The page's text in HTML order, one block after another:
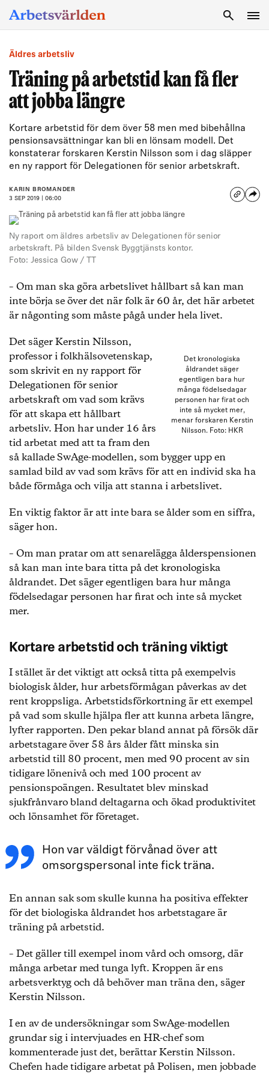
Äldres arbetsliv
Träning på arbetstid kan få fler
att jobba längre
Kortare arbetstid för dem över 58 men med bibehållna
pensionsavsättningar kan bli en lönsam modell. Det
konstaterar forskaren Kerstin Nilsson som i dag släpper
en ny rapport för Delegationen för senior arbetskraft.
KARIN BROMANDER
3 SEP 2019 | 06:00
Ny raport om äldres arbetsliv av Delegationen för senior
arbetskraft. På bilden Svensk Byggtjänsts kontor.
Foto: Jessica Gow / TT
– Om man ska göra arbetslivet hållbart så kan man
inte börja se över det när folk är 60 år, det här arbetet
är någonting som måste pågå under hela livet.
Det kronologiska
åldrandet säger
egentligen bara hur
många födelsedagar
personen har firat och
inte så mycket mer,
menar forskaren Kerstin
Nilsson. Foto: HKR
Det säger Kerstin Nilsson,
professor i folkhälsovetenskap,
som skrivit en ny rapport för
Delegationen för senior
arbetskraft om vad som krävs
för att skapa ett hållbart
arbetsliv. Hon har under 16 års
tid arbetat med att ta fram den
så kallade SwAge-modellen, som bygger upp en
samlad bild av vad som krävs för att en individ ska ha
både förmåga och vilja att stanna i arbetslivet.
En viktig faktor är att inte bara se ålder som en siffra,
säger hon.
– Om man pratar om att senarelägga ålderspensionen
så kan man inte bara titta på det kronologiska
åldrandet. Det säger egentligen bara hur många
födelsedagar personen har firat och inte så mycket
mer.
Kortare arbetstid och träning viktigt
I stället är det viktigt att också titta på exempelvis
biologisk ålder, hur arbetsförmågan påverkas av det
rent kroppsliga. Arbetstidsförkortning är ett exempel
på vad som skulle hjälpa fler att kunna arbeta längre,
lyfter rapporten. Den pekar bland annat på försök där
arbetstagare över 58 års ålder fått minska sin
arbetstid till 80 procent, men med 90 procent av sin
tidigare lönenivå och med 100 procent av
pensionspoängen. Resultatet blev minskad
sjukfrånvaro bland deltagarna och ökad produktivitet
och lönsamhet för företaget.
Hon var väldigt förvånad över att
omsorgspersonal inte fick träna.
En annan sak som skulle kunna ha positiva effekter
för det biologiska åldrandet hos arbetstagare är
träning på arbetstid.
– Det gäller till exempel inom vård och omsorg, där
många arbetar med tunga lyft. Kroppen är ens
arbetsverktyg och då behöver man träna den, säger
Kerstin Nilsson.
I en av de undersökningar som SwAge-modellen
grundar sig i intervjuades en HR-chef som
kommenterade just det, berättar Kerstin Nilsson.
Chefen hade tidigare arbetat på Polisen, men jobbade